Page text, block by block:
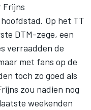
Frijns
. Op het TT
DTM-zege, een
verraadden de
met fans op de
toch zo goed als
zou nadien nog
weekenden